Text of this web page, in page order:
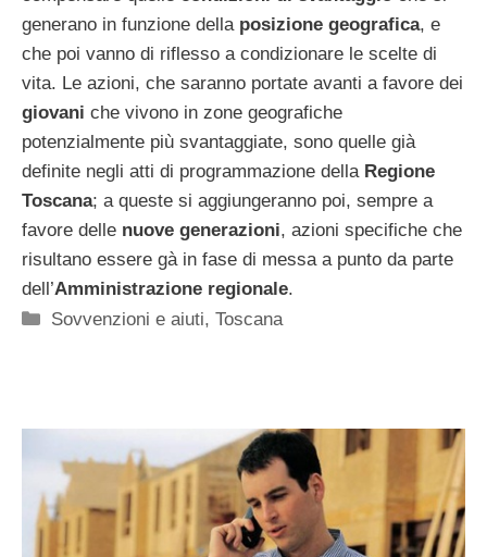
generano in funzione della posizione geografica, e
che poi vanno di riflesso a condizionare le scelte di
vita. Le azioni, che saranno portate avanti a favore dei
giovani che vivono in zone geografiche
potenzialmente più svantaggiate, sono quelle già
definite negli atti di programmazione della Regione
Toscana; a queste si aggiungeranno poi, sempre a
favore delle nuove generazioni, azioni specifiche che
risultano essere gà in fase di messa a punto da parte
dell’Amministrazione regionale.
Categorie
Sovvenzioni e aiuti,Toscana